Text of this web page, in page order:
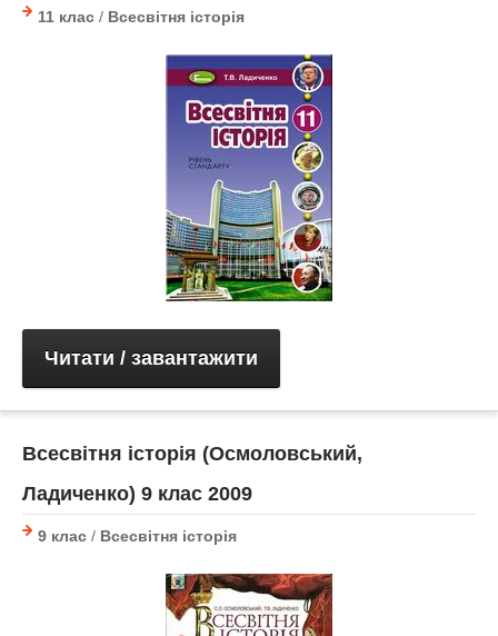
11 клас / Всесвітня історія
Читати / завантажити
Всесвітня історія (Осмоловський,
Ладиченко) 9 клас 2009
9 клас / Всесвітня історія